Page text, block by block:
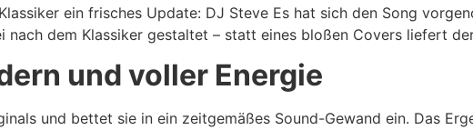
ein frisches Update: DJ Steve Es hat sich den Song
dem Klassiker gestaltet – statt eines bloßen Covers liefert
und voller Energie
und bettet sie in ein zeitgemäßes Sound-Gewand ein. Das